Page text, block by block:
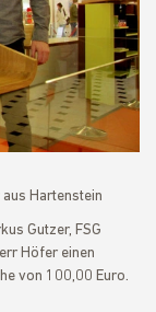
aus Hartenstein
Gutzer, FSG
Höfer einen
von 100,00 Euro.